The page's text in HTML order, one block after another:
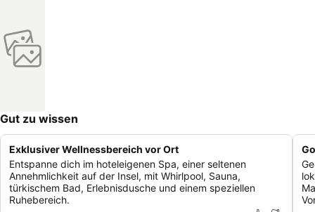
Gut zu wissen
Exklusiver Wellnessbereich vor Ort
Entspanne dich im hoteleigenen Spa, einer seltenen
Annehmlichkeit auf der Insel, mit Whirlpool, Sauna,
türkischem Bad, Erlebnisdusche und einem speziellen
Ruhebereich.